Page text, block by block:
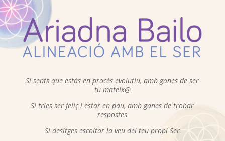
Si sents que estàs en procés evolutiu, amb ganes de ser
tu mateix@
Si tries ser feliç i estar en pau, amb ganes de trobar
respostes
Si desitges escoltar la veu del teu propi Ser